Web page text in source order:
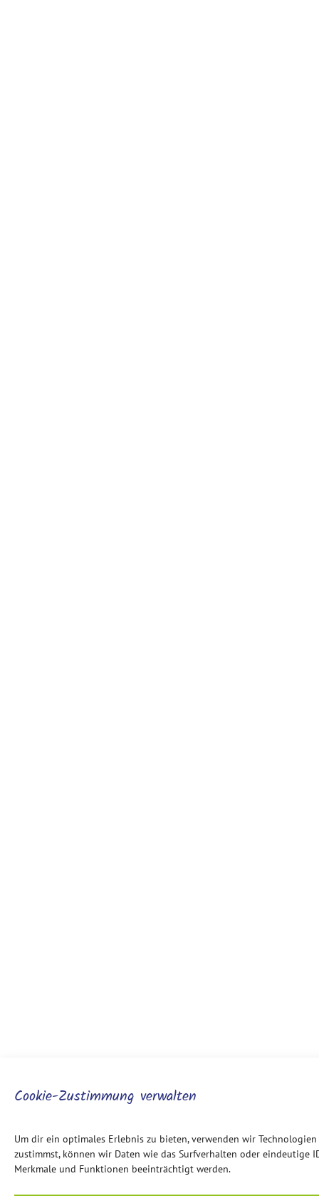
Cookie-Zustimmung verwalten
Um dir ein optimales Erlebnis zu bieten, verwenden wir
zustimmst, können wir Daten wie das Surfverhalten oder eindeutige
Merkmale und Funktionen beeinträchtigt werden.